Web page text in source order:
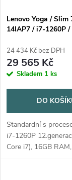
p
r
o
u
k
s
p
r
o
d
u
k
Lenovo Yoga / Slim
14IAP7 / i7-1260P
/ Iris Xe / W11H /
24 434 Kč bez DPH
29 565 Kč
Skladem 1 ks
DO
Standardní s
i7-1260P
Core i7), 16GB
SSD, displej 14" (Iris